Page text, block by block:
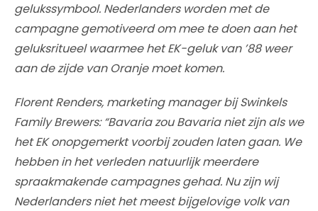
gelukssymbool. Nederlanders worden met de
campagne gemotiveerd om mee te doen aan het
geluksritueel waarmee het EK-geluk van ’88 weer
aan de zijde van Oranje moet komen.
Florent Renders, marketing manager bij Swinkels
Family Brewers: “Bavaria zou Bavaria niet zijn als we
het EK onopgemerkt voorbij zouden laten gaan. We
hebben in het verleden natuurlijk meerdere
spraakmakende campagnes gehad. Nu zijn wij
Nederlanders niet het meest bijgelovige volk van